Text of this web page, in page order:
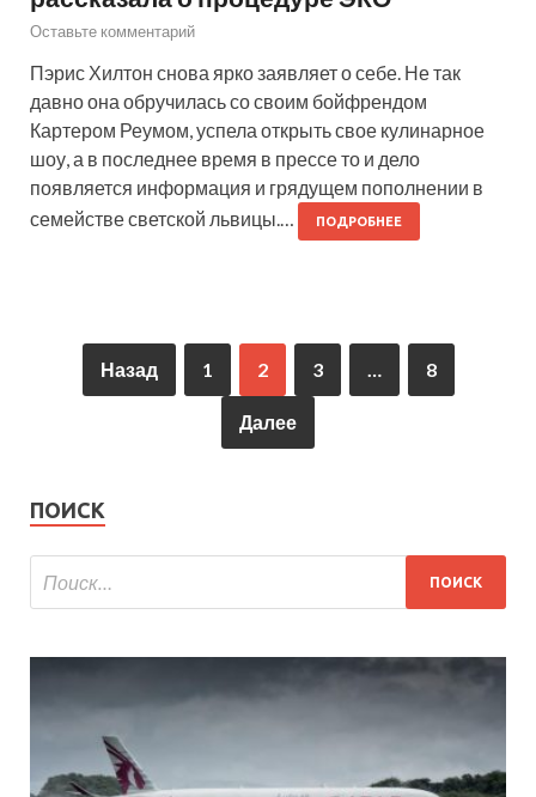
Оставьте комментарий
Пэрис Хилтон снова ярко заявляет о себе. Не так
давно она обручилась со своим бойфрендом
Картером Реумом, успела открыть свое кулинарное
шоу, а в последнее время в прессе то и дело
появляется информация и грядущем пополнении в
семействе светской львицы.…
ПОДРОБНЕЕ
Назад 1 2 3 … 8
Далее
ПОИСК